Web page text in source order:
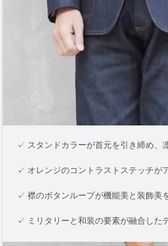
✓ スタンドカラーが首元を引き締め、
✓ オレンジのコントラストステッチが
✓ 襟のボタンループが機能美と装飾美
✓ ミリタリーと和装の要素が融合した